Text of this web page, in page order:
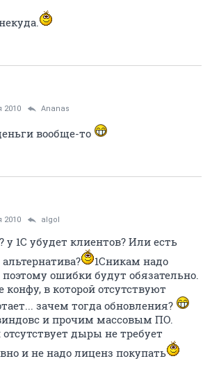
2010 Ananas
вообще-то
2010 algol
у 1С убудет клиентов? Или есть
1Сникам надо
ошибки будут обязательно.
конфу, в которой отсутствуют
зачем тогда обновления?
и прочим массовым ПО.
дыры не требует
и не надо лиценз покупать